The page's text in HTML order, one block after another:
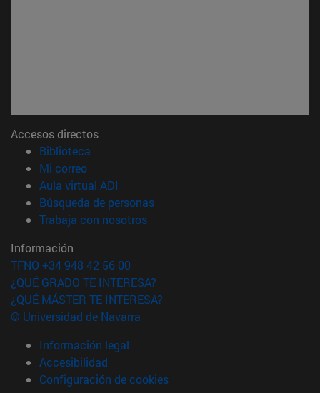
Accesos directos
Biblioteca
Mi correo(abre en nueva ventana)
Aula virtual ADI
Búsqueda de personas(abre en nueva ventana)
Trabaja con nosotros(abre en nueva ventana)
Información
TFNO +34 948 42 56 00
¿QUÉ GRADO TE INTERESA?
¿QUÉ MÁSTER TE INTERESA?
© Universidad de Navarra
Información legal
Accesibilidad
Configuración de cookies